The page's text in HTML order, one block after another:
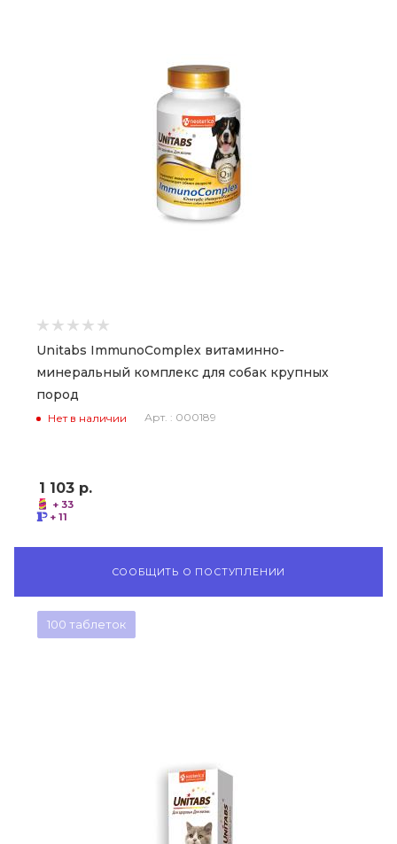
Unitabs ImmunoComplex витаминно-
минеральный комплекс для собак крупных
пород
Нет в наличии Арт. : 000189
1 103 р.
+ 33
+ 11
СООБЩИТЬ О ПОСТУПЛЕНИИ
100 таблеток